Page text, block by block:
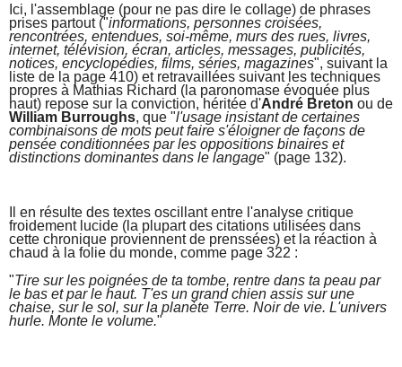
Ici, l'assemblage (pour ne pas dire le collage) de phrases
prises partout ("informations, personnes croisées,
rencontrées, entendues, soi-même, murs des rues, livres,
internet, télévision, écran, articles, messages, publicités,
notices, encyclopédies, films, séries, magazines", suivant la
liste de la page 410) et retravaillées suivant les techniques
propres à Mathias Richard (la paronomase évoquée plus
haut) repose sur la conviction, héritée d'André Breton ou de
William Burroughs, que "l'usage insistant de certaines
combinaisons de mots peut faire s'éloigner de façons de
pensée conditionnées par les oppositions binaires et
distinctions dominantes dans le langage" (page 132).
Il en résulte des textes oscillant entre l'analyse critique
froidement lucide (la plupart des citations utilisées dans
cette chronique proviennent de prenssées) et la réaction à
chaud à la folie du monde, comme page 322 :
"Tire sur les poignées de ta tombe, rentre dans ta peau par
le bas et par le haut. T'es un grand chien assis sur une
chaise, sur le sol, sur la planète Terre. Noir de vie. L'univers
hurle. Monte le volume."